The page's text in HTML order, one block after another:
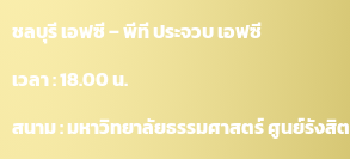
ชลบุรี เอฟซี – พีที ประจวบ เอฟซี
เวลา : 18.00 น.
สนาม : มหาวิทยาลัยธรรมศาสตร์ ศูนย์รังสิต